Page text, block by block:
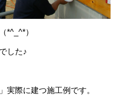
*^_^*）
した♪
実際に建つ施工例です。